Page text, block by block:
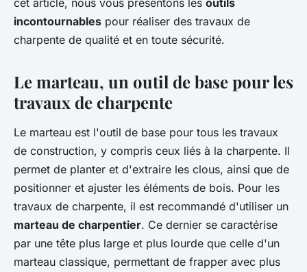
cet article, nous vous présentons les outils
incontournables pour réaliser des travaux de
charpente de qualité et en toute sécurité.
Le marteau, un outil de base pour les
travaux de charpente
Le marteau est l'outil de base pour tous les travaux
de construction, y compris ceux liés à la charpente. Il
permet de planter et d'extraire les clous, ainsi que de
positionner et ajuster les éléments de bois. Pour les
travaux de charpente, il est recommandé d'utiliser un
marteau de charpentier. Ce dernier se caractérise
par une tête plus large et plus lourde que celle d'un
marteau classique, permettant de frapper avec plus